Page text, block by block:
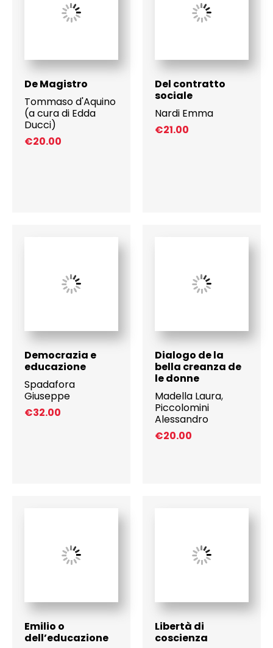
De Magistro
Tommaso d'Aquino
(a cura di Edda
Ducci)
€20.00
Del contratto
sociale
Nardi Emma
€21.00
Democrazia e
educazione
Spadafora
Giuseppe
€32.00
Dialogo de la
bella creanza de
le donne
Madella Laura,
Piccolomini
Alessandro
€20.00
Emilio o
dell’educazione
Libertà di
coscienza